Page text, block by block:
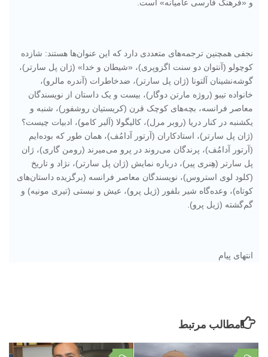
و «فرهنگ فارسی عامیانه» است.
نجفی همچنین ترجمه‌های متعددی دارد که این عنوان‌ها هستند: شازده
کوچولو (آنتوان دو سنت اگزوپری)، «شیطان و خدا» (ژان پل سارتر)،
گوشه‌نشینان آلتونا (ژان پل سارتر)، ضدخاطرات (آندره مالرو)،
خانواده تیبو (روژه مارتن دوگار)، بیست و یک داستان از نویسندگان
معاصر فرانسه، بچه‌های کوچک قرن (کریستیان روشفور)، شنبه و
یکشنبه در کنار دریا (روبر مرل)، کالیگولا (آلبر کامو)، ادبیات چیست؟
(ژان پل سارتر)، استادکاران (آرتور آدامُف)، همان طور که بوده‌ایم
(آرتور آدامُف)، پرندگان می‌روند در پرو می‌میرند (رومن گاری)، ژان
پل سارتر (هِنری پیر)، درباره نمایش (ژان پل سارتر)، نژاد و تاریخ
(کلود لوی استروس)، نویسندگان معاصر فرانسه (برگزیده داستان‌های
کوتاه)، وعده‌گاه شیر بلفور (ژیل پرو)، عیش و نیستی (تیری مونیه) و
گم‌گشته (ژیل پرو).
انتهای پیام
مطالب مرتبط